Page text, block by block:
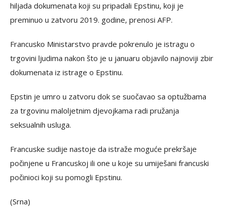
hiljada dokumenata koji su pripadali Epstinu, koji je
preminuo u zatvoru 2019. godine, prenosi AFP.
Francusko Ministarstvo pravde pokrenulo je istragu o
trgovini ljudima nakon što je u januaru objavilo najnoviji zbir
dokumenata iz istrage o Epstinu.
Epstin je umro u zatvoru dok se suočavao sa optužbama
za trgovinu maloljetnim djevojkama radi pružanja
seksualnih usluga.
Francuske sudije nastoje da istraže moguće prekršaje
počinjene u Francuskoj ili one u koje su umiješani francuski
počinioci koji su pomogli Epstinu.
(Srna)